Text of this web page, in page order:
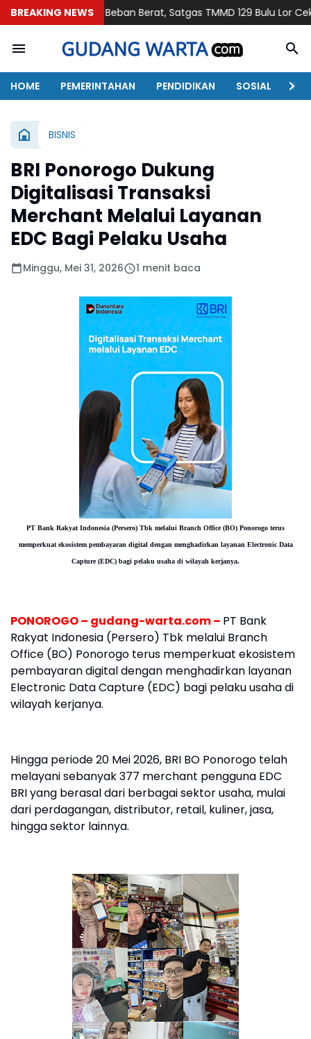
BREAKING NEWS
Beban Berat, Satgas TMMD 129 Bulu Lor Cekatan Ulurkan
HOME PEMERINTAHAN PENDIDIKAN SOSIAL
BISNIS
BRI Ponorogo Dukung
Digitalisasi Transaksi
Merchant Melalui Layanan
EDC Bagi Pelaku Usaha
Minggu, Mei 31, 2026 1 menit baca
PT Bank Rakyat Indonesia (Persero) Tbk melalui Branch Office (BO) Ponorogo terus
memperkuat ekosistem pembayaran digital dengan menghadirkan layanan Electronic Data
Capture (EDC) bagi pelaku usaha di wilayah kerjanya.
PONOROGO – gudang-warta.com – PT Bank
Rakyat Indonesia (Persero) Tbk melalui Branch
Office (BO) Ponorogo terus memperkuat ekosistem
pembayaran digital dengan menghadirkan layanan
Electronic Data Capture (EDC) bagi pelaku usaha di
wilayah kerjanya.
Hingga periode 20 Mei 2026, BRI BO Ponorogo telah
melayani sebanyak 377 merchant pengguna EDC
BRI yang berasal dari berbagai sektor usaha, mulai
dari perdagangan, distributor, retail, kuliner, jasa,
hingga sektor lainnya.